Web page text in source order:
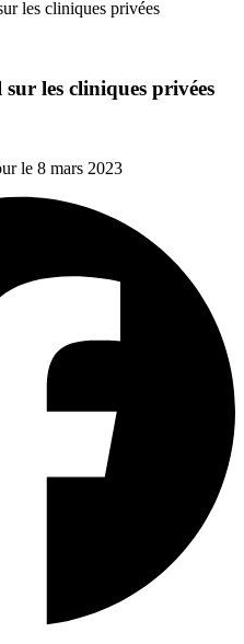
les cliniques privées
les cliniques privées
le 8 mars 2023